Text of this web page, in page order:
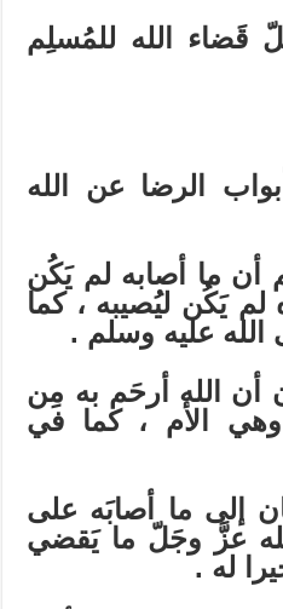
الله للمُسلِم
الرضا عن الله
أن ما أصابه لم يَكُن
لم يَكُن ليُصيبه ، كما
عليه وسلم .
أن الله أرحَم به مِن
الأم ، كما في
إلى ما أصابَه على
عزَّ وجَلّ ما يَقضي
له .